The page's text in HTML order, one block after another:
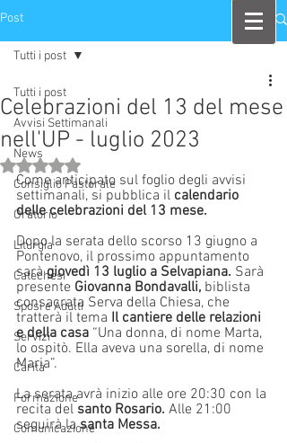
Post
Tutti i post
Avvisi Settimanali
News
Consiglio Pastorale
Oratorio
Liturgia
Catechesi
Sposi e Adulti
Servizi
Carità
Formazione
Comunicazione
Tutti i post
Celebrazioni del 13 del mese
nell'UP - luglio 2023
Valutazione NaN stelle su 5.
Come anticipato sul foglio degli avvisi
settimanali, si pubblica il calendario
delle celebrazioni del 13 mese.
Dopo la serata dello scorso 13 giugno a
Pontenovo, il prossimo appuntamento
sarà giovedì 13 luglio a Selvapiana. Sarà
presente Giovanna Bondavalli, biblista
consacrata Serva della Chiesa, che
tratterà il tema Il cantiere delle relazioni
e della casa “Una donna, di nome Marta,
lo ospitò. Ella aveva una sorella, di nome
Maria”.
La serata avrà inizio alle ore 20:30 con la
recita del santo Rosario. Alle 21:00
seguirà la santa Messa.